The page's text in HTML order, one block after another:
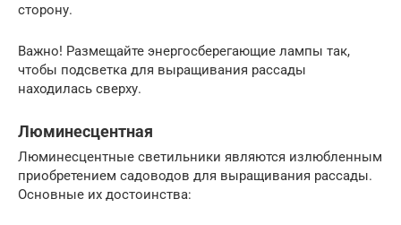
сторону.
Важно! Размещайте энергосберегающие лампы так,
чтобы подсветка для выращивания рассады
находилась сверху.
Люминесцентная
Люминесцентные светильники являются излюбленным
приобретением садоводов для выращивания рассады.
Основные их достоинства: